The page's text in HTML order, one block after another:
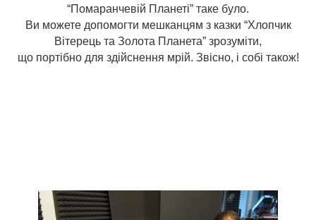
“Помаранчевій Планеті” таке було.
Ви можете допомогти мешканцям з казки “Хлопчик
Вітерець та Золота Планета” зрозуміти,
що портібно для здійснення мрій. Звісно, і собі також!